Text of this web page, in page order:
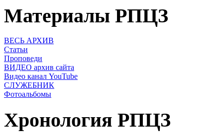
Материалы РПЦЗ
ВЕСЬ АРХИВ
Статьи
Проповеди
ВИДЕО архив сайта
Видео канал YouTube
СЛУЖЕБНИК
Фотоальбомы
Хронология РПЦЗ